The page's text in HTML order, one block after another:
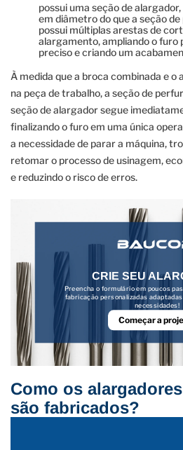
possui uma seção de
em diâmetro do que a seção
possui múltiplas arestas de
alargamento, ampliando o
preciso e criando um
À medida que a broca combinada e
na peça de trabalho, a seção de
seção de alargador segue
finalizando o furo em uma única
a necessidade de parar a máquina,
retomar o processo de usinagem,
e reduzindo o risco de erros.
CRIE SEU
Preencha o formulário em poucos
fabricação personalizadas
necessidades!
Começar a
Como os
são fabricados?